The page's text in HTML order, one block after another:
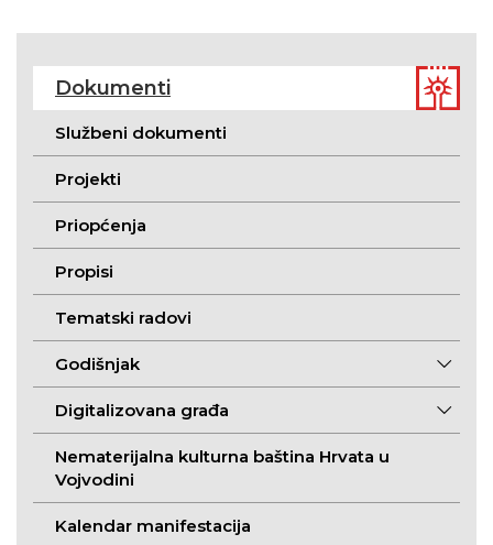
Dokumenti
Službeni dokumenti
Projekti
Priopćenja
Propisi
Tematski radovi
Godišnjak
Digitalizovana građa
Nematerijalna kulturna baština Hrvata u
Vojvodini
Kalendar manifestacija